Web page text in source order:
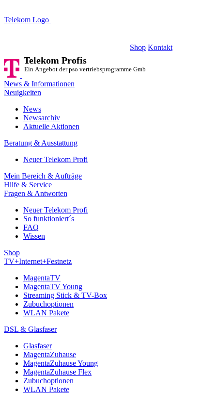
Telekom Logo
Shop Kontakt
Telekom Profis
Ein Angebot der pso vertriebsprogramme GmbH
News & Informationen
Neuigkeiten
News
Newsarchiv
Aktuelle Aktionen
Beratung & Ausstattung
Neuer Telekom Profi
Mein Bereich & Aufträge
Hilfe & Service
Fragen & Antworten
Neuer Telekom Profi
So funktioniert´s
FAQ
Wissen
Shop
TV+Internet+Festnetz
MagentaTV
MagentaTV Young
Streaming Stick & TV-Box
Zubuchoptionen
WLAN Pakete
DSL & Glasfaser
Glasfaser
MagentaZuhause
MagentaZuhause Young
MagentaZuhause Flex
Zubuchoptionen
WLAN Pakete